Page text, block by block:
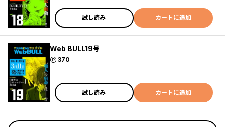
試し読み カートに追加
Web BULL19号
370
ポイント
試し読み カートに追加